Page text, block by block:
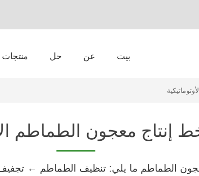
بيت عن حل منتجات
إنتاج معجون الطماطم
الطماطم ما يلي: تنظيف الطماطم ←